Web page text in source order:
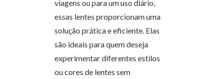
viagens ou para um uso diário,
essas lentes proporcionam uma
solução prática e eficiente. Elas
são ideais para quem deseja
experimentar diferentes estilos
ou cores de lentes sem